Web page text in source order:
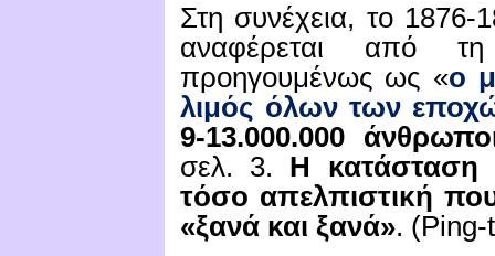
Στη συνέχεια, το
αναφέρεται από τη
προηγουμένως ως «ο
λιμός όλων των
9-13.000.000
σελ. 3. Η κατάσταση
τόσο απελπιστική
«ξανά και ξανά». (Ping-